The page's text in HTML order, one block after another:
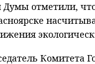
Думы отметили,
Комитета